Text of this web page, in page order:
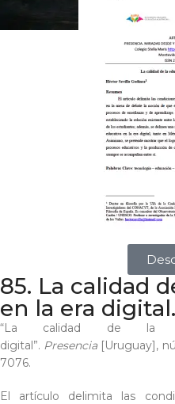
85. La calidad
en la era digital.
“La calidad de la
digital”. Presencia[Uruguay],
7076.
El artículo delimita las